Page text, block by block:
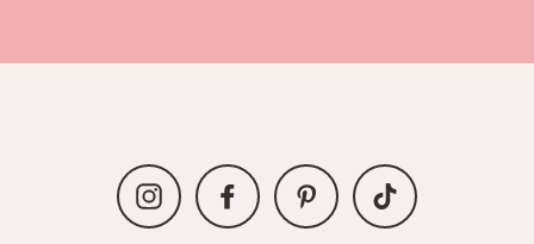
Instagram Facebook Pinterest TikTok